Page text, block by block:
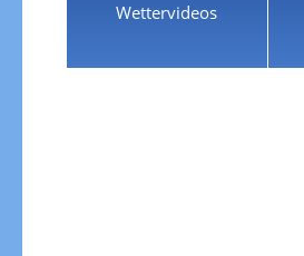
Wettervideos